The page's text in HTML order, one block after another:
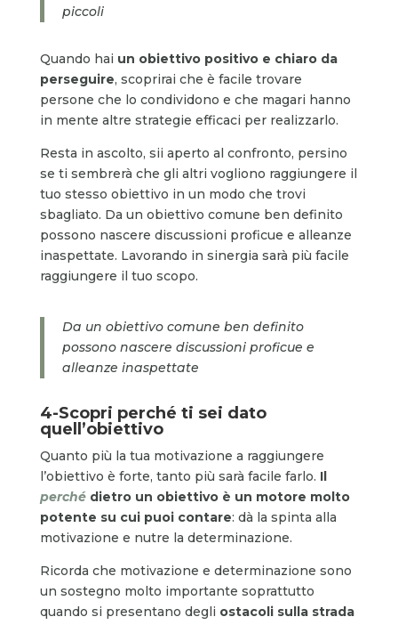
piccoli
Quando hai un obiettivo positivo e chiaro da
perseguire, scoprirai che è facile trovare
persone che lo condividono e che magari hanno
in mente altre strategie efficaci per realizzarlo.
Resta in ascolto, sii aperto al confronto, persino
se ti sembrerà che gli altri vogliono raggiungere il
tuo stesso obiettivo in un modo che trovi
sbagliato. Da un obiettivo comune ben definito
possono nascere discussioni proficue e alleanze
inaspettate. Lavorando in sinergia sarà più facile
raggiungere il tuo scopo.
Da un obiettivo comune ben definito
possono nascere discussioni proficue e
alleanze inaspettate
4-Scopri perché ti sei dato
quell’obiettivo
Quanto più la tua motivazione a raggiungere
l’obiettivo è forte, tanto più sarà facile farlo. Il
perché dietro un obiettivo è un motore molto
potente su cui puoi contare: dà la spinta alla
motivazione e nutre la determinazione.
Ricorda che motivazione e determinazione sono
un sostegno molto importante soprattutto
quando si presentano degli ostacoli sulla strada